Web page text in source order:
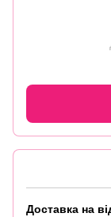
Доставка на